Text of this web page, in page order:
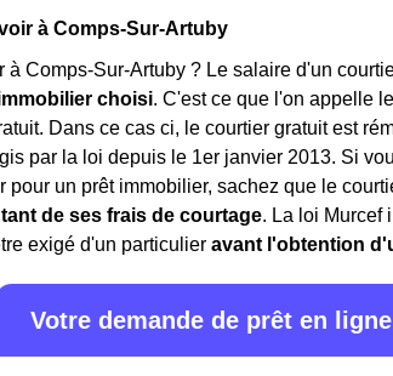
à Comps-Sur-Artuby
Comps-Sur-Artuby ? Le salaire d'un
choisi. C'est ce que l'on appelle
Dans ce cas ci, le courtier gratuit est
par la loi depuis le 1er janvier 2013. Si
pour un prêt immobilier, sachez que le
de ses frais de courtage. La loi Murcef
exigé d'un particulier avant l'obtention
Votre demande de prêt en ligne